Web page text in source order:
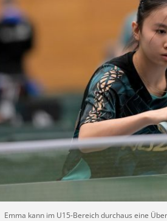
Emma kann im U15-Bereich durchaus eine